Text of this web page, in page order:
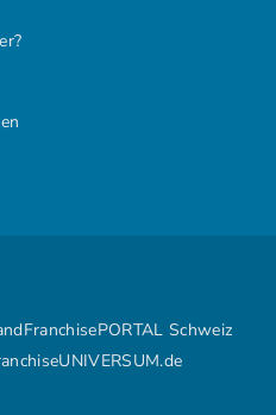
FranchisePORTAL Schweiz